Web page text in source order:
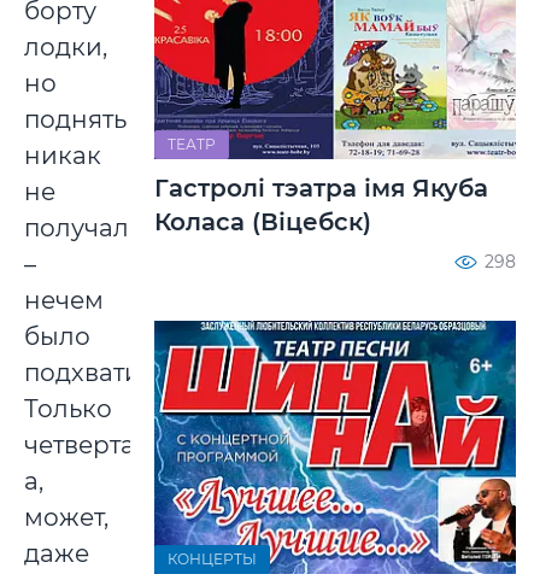
борту
лодки,
но
поднять
никак
не
получалось
–
нечем
было
подхватить.
Только
четвертая,
а,
может,
даже
ТЕАТР
Гастролі тэатра імя Якуба
Коласа (Віцебск)
298
КОНЦЕРТЫ